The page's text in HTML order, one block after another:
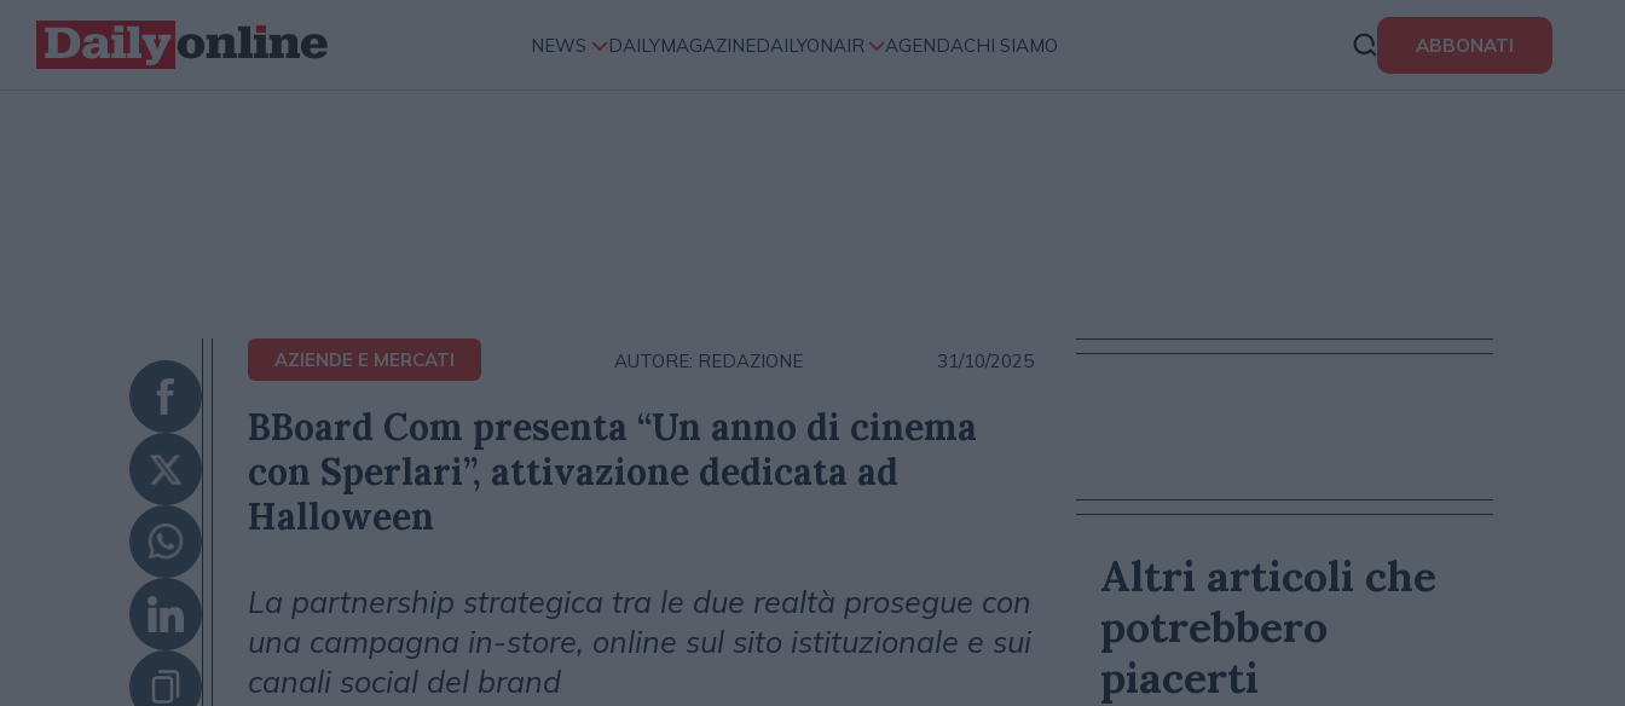
NEWS DAILYMAGAZINEDAILYONAIR AGENDACHI SIAMO ABBONATI
AZIENDE E MERCATI AUTORE: REDAZIONE 31/10/2025
BBoard Com presenta “Un anno di cinema
con Sperlari”, attivazione dedicata ad
Halloween
La partnership strategica tra le due realtà prosegue con
una campagna in-store, online sul sito istituzionale e sui
canali social del brand
Altri articoli che
potrebbero
piacerti